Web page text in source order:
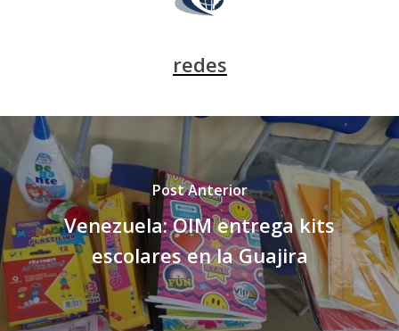
redes
Post Anterior
Venezuela: OIM entrega kits
escolares en la Guajira